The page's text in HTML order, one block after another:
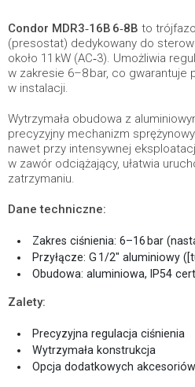
Condor MDR3‑16B 6‑8B to
(presostat) dedykowany do
około 11 kW (AC‑3). Umożliwia
w zakresie 6–8 bar, co gwarantuje
w instalacji.
Wytrzymała obudowa z
precyzyjny mechanizm
nawet przy intensywnej
w zawór odciążający, ułatwia
zatrzymaniu.
Dane techniczne:
Zakres ciśnienia: 6–16 bar
Przyłącze: G 1/2″ aluminiowy
Obudowa: aluminiowa, IP54
Zalety:
Precyzyjna regulacja ciśnienia
Wytrzymała konstrukcja
Opcja dodatkowych